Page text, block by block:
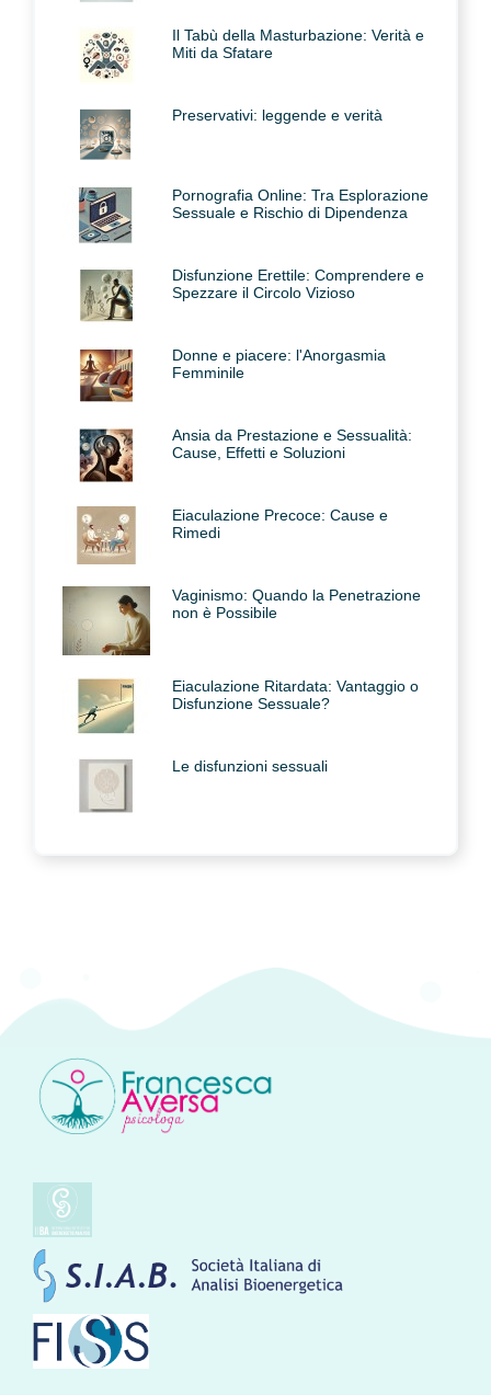
Il Tabù della Masturbazione: Verità e
Miti da Sfatare
Preservativi: leggende e verità
Pornografia Online: Tra Esplorazione
Sessuale e Rischio di Dipendenza
Disfunzione Erettile: Comprendere e
Spezzare il Circolo Vizioso
Donne e piacere: l'Anorgasmia
Femminile
Ansia da Prestazione e Sessualità:
Cause, Effetti e Soluzioni
Eiaculazione Precoce: Cause e
Rimedi
Vaginismo: Quando la Penetrazione
non è Possibile
Eiaculazione Ritardata: Vantaggio o
Disfunzione Sessuale?
Le disfunzioni sessuali